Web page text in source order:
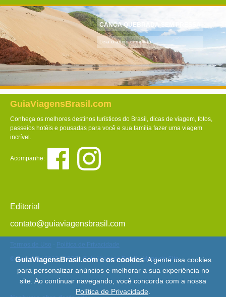
CANOA QUEBRADA SEM PRESSA
Leia o artigo completo!
GuiaViagensBrasil.com
Conheça os melhores destinos turísticos do Brasil, dicas de viagem, fotos,
passeios hotéis e pousadas para você e sua família fazer uma viagem
incrível.
Acompanhe:
Editorial
contato@guiaviagensbrasil.com
Termos de Uso
Política de Privacidade
© Copyright 2013 - 2026 - Guia Viagens Brasil -Mapa do Site
GuiaViagensBrasil.com e os cookies: A gente usa cookies
para personalizar anúncios e melhorar a sua experiência no
site. Ao continuar navegando, você concorda com a nossa
Política de Privacidade